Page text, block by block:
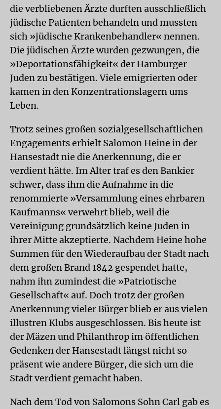
die verbliebenen Ärzte durften ausschließlich
jüdische Patienten behandeln und mussten
sich »jüdische Krankenbehandler« nennen.
Die jüdischen Ärzte wurden gezwungen, die
»Deportationsfähigkeit« der Hamburger
Juden zu bestätigen. Viele emigrierten oder
kamen in den Konzentrationslagern ums
Leben.
Trotz seines großen sozialgesellschaftlichen
Engagements erhielt Salomon Heine in der
Hansestadt nie die Anerkennung, die er
verdient hätte. Im Alter traf es den Bankier
schwer, dass ihm die Aufnahme in die
renommierte »Versammlung eines ehrbaren
Kaufmanns« verwehrt blieb, weil die
Vereinigung grundsätzlich keine Juden in
ihrer Mitte akzeptierte. Nachdem Heine hohe
Summen für den Wiederaufbau der Stadt nach
dem großen Brand 1842 gespendet hatte,
nahm ihn zumindest die »Patriotische
Gesellschaft« auf. Doch trotz der großen
Anerkennung vieler Bürger blieb er aus vielen
illustren Klubs ausgeschlossen. Bis heute ist
der Mäzen und Philanthrop im öffentlichen
Gedenken der Hansestadt längst nicht so
präsent wie andere Bürger, die sich um die
Stadt verdient gemacht haben.
Nach dem Tod von Salomons Sohn Carl gab es